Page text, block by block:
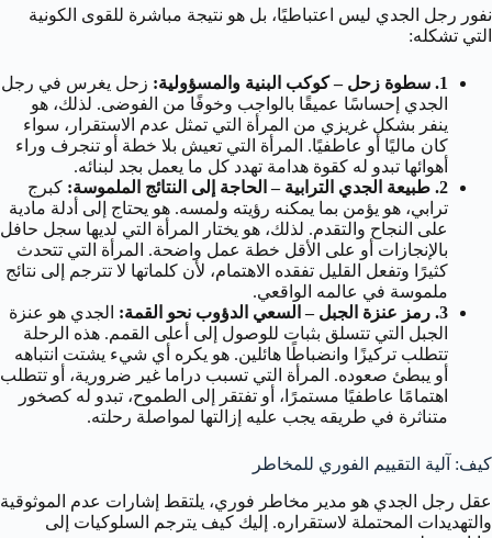
نفور رجل الجدي ليس اعتباطيًا، بل هو نتيجة مباشرة للقوى الكونية
التي تشكله:
1. سطوة زحل – كوكب البنية والمسؤولية:
زحل يغرس في رجل
الجدي إحساسًا عميقًا بالواجب وخوفًا من الفوضى. لذلك، هو
ينفر بشكل غريزي من المرأة التي تمثل عدم الاستقرار، سواء
كان ماليًا أو عاطفيًا. المرأة التي تعيش بلا خطة أو تنجرف وراء
أهوائها تبدو له كقوة هدامة تهدد كل ما يعمل بجد لبنائه.
2. طبيعة الجدي الترابية – الحاجة إلى النتائج الملموسة:
كبرج
ترابي، هو يؤمن بما يمكنه رؤيته ولمسه. هو يحتاج إلى أدلة مادية
على النجاح والتقدم. لذلك، هو يختار المرأة التي لديها سجل حافل
بالإنجازات أو على الأقل خطة عمل واضحة. المرأة التي تتحدث
كثيرًا وتفعل القليل تفقده الاهتمام، لأن كلماتها لا تترجم إلى نتائج
ملموسة في عالمه الواقعي.
3. رمز عنزة الجبل – السعي الدؤوب نحو القمة:
الجدي هو عنزة
الجبل التي تتسلق بثبات للوصول إلى أعلى القمم. هذه الرحلة
تتطلب تركيزًا وانضباطًا هائلين. هو يكره أي شيء يشتت انتباهه
أو يبطئ صعوده. المرأة التي تسبب دراما غير ضرورية، أو تتطلب
اهتمامًا عاطفيًا مستمرًا، أو تفتقر إلى الطموح، تبدو له كصخور
متناثرة في طريقه يجب عليه إزالتها لمواصلة رحلته.
كيف: آلية التقييم الفوري للمخاطر
عقل رجل الجدي هو مدير مخاطر فوري، يلتقط إشارات عدم الموثوقية
والتهديدات المحتملة لاستقراره. إليك كيف يترجم السلوكيات إلى